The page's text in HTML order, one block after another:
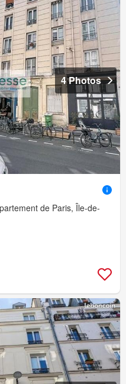
4 Photos
de Paris, Île-de-